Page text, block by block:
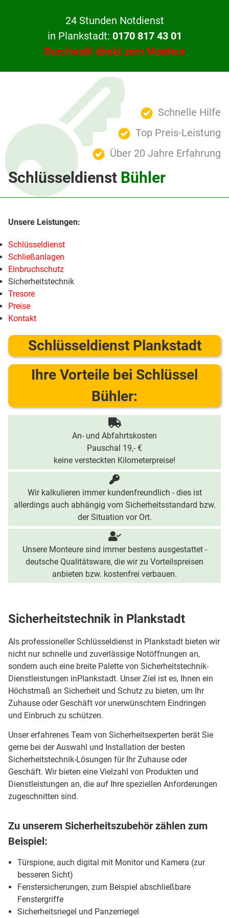
24 Stunden Notdienst
in Plankstadt: 0170 817 43 01
Durchwahl direkt zum Monteur
Schnelle Hilfe
Top Preis-Leistung
Über 20 Jahre Erfahrung
Schlüsseldienst Bühler
Schlüsseldienst
Schließanlagen
Einbruchschutz
Sicherheitstechnik
Tresore
Preise
Kontakt
Schlüsseldienst Plankstadt
Ihre Vorteile bei Schlüssel
Bühler:
An- und Abfahrtskosten
Pauschal 19,- €
keine versteckten Kilometerpreise!
Wir kalkulieren immer kundenfreundlich - dies ist
allerdings auch abhängig vom Sicherheitsstandard bzw.
der Situation vor Ort.
Unsere Monteure sind immer bestens ausgestattet -
deutsche Qualitätsware, die wir zu Vorteilspreisen
anbieten bzw. kostenfrei verbauen.
Sicherheitstechnik in Plankstadt
Als professioneller Schlüsseldienst in Plankstadt bieten wir
nicht nur schnelle und zuverlässige Notöffnungen an,
sondern auch eine breite Palette von Sicherheitstechnik-
Dienstleistungen inPlankstadt. Unser Ziel ist es, Ihnen ein
Höchstmaß an Sicherheit und Schutz zu bieten, um Ihr
Zuhause oder Geschäft vor unerwünschtem Eindringen
und Einbruch zu schützen.
Unser erfahrenes Team von Sicherheitsexperten berät Sie
gerne bei der Auswahl und Installation der besten
Sicherheitstechnik-Lösungen für Ihr Zuhause oder
Geschäft. Wir bieten eine Vielzahl von Produkten und
Dienstleistungen an, die auf Ihre speziellen Anforderungen
zugeschnitten sind.
Zu unserem Sicherheitszubehör zählen zum
Beispiel:
Türspione, auch digital mit Monitor und Kamera (zur
besseren Sicht)
Fenstersicherungen, zum Beispiel abschließbare
Fenstergriffe
Sicherheitsriegel und Panzerriegel